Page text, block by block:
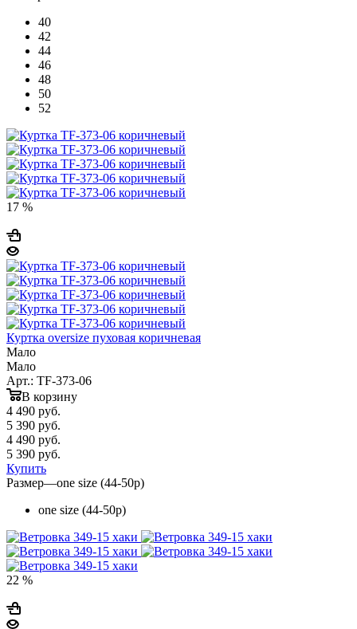
40
42
44
46
48
50
52
17 %
Куртка oversize пуховая коричневая
Мало
Мало
Арт.: TF-373-06
В корзину
4 490 руб.
5 390 руб.
4 490 руб.
5 390 руб.
Купить
Размер—one size (44-50р)
one size (44-50р)
22 %